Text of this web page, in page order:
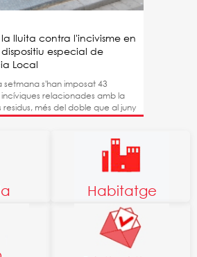
lluita contra l'incivisme en
especial de
Local
setmana s'han imposat 43
relacionades amb la
més del doble que al juny
Habitatge